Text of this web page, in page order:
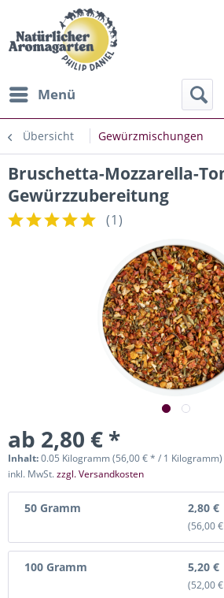
Menü
Übersicht Gewürzmischungen
Bruschetta-Mozzarella-
Gewürzzubereitung
(1)
ab 2,80 € *
Inhalt:0.05 Kilogramm (56,00 € * / 1 Kilogramm)
inkl. MwSt.zzgl. Versandkosten
50 Gramm 2,80 €
(56,00
100 Gramm 5,20 €
(52,00